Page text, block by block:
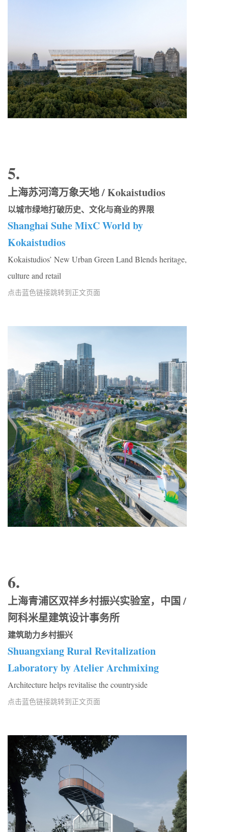
5.
上海苏河湾万象天地 / Kokaistudios
以城市绿地打破历史、文化与商业的界限
Shanghai Suhe MixC World by
Kokaistudios
Kokaistudios’ New Urban Green Land Blends heritage,
culture and retail
点击蓝色链接跳转到正文页面
6.
上海青浦区双祥乡村振兴实验室，中国 /
阿科米星建筑设计事务所
建筑助力乡村振兴
Shuangxiang Rural Revitalization
Laboratory by Atelier Archmixing
Architecture helps revitalise the countryside
点击蓝色链接跳转到正文页面